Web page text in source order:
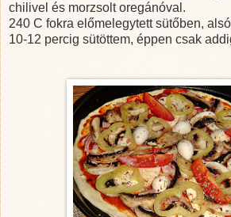
chilivel és morzsolt oregánóval.
240 C fokra előmelegytett sütőben,
10-12 percig sütöttem, éppen csak